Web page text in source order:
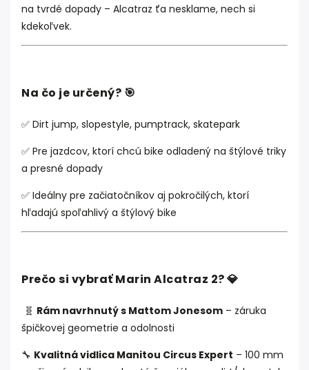
na tvrdé dopady – Alcatraz ťa nesklame, nech si
kdekoľvek.
Na čo je určený? 🎯
✅ Dirt jump, slopestyle, pumptrack, skatepark
✅ Pre jazdcov, ktorí chcú bike odladený na štýlové triky
a presné dopady
✅ Ideálny pre začiatočníkov aj pokročilých, ktorí
hľadajú spoľahlivý a štýlový bike
Prečo si vybrať Marin Alcatraz 2? 💎
🧬 Rám navrhnutý s Mattom Jonesom – záruka
špičkovej geometrie a odolnosti
🔧 Kvalitná vidlica Manitou Circus Expert – 100 mm